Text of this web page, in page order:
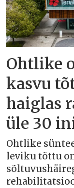
Ohtlike
kasvu
haiglas
üle 30
Ohtlike
leviku tõttu